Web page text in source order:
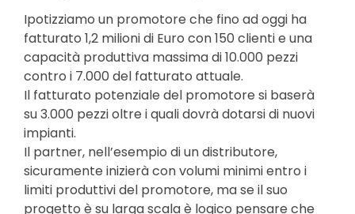
Ipotizziamo un promotore che fino ad oggi ha
fatturato 1,2 milioni di Euro con 150 clienti e una
capacità produttiva massima di 10.000 pezzi
contro i 7.000 del fatturato attuale.
Il fatturato potenziale del promotore si baserà
su 3.000 pezzi oltre i quali dovrà dotarsi di nuovi
impianti.
Il partner, nell’esempio di un distributore,
sicuramente inizierà con volumi minimi entro i
limiti produttivi del promotore, ma se il suo
progetto è su larga scala è logico pensare che